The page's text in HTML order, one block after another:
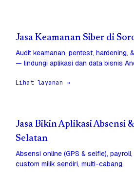
Jasa Keamanan Siber di
Audit keamanan, pentest, hardening,
— lindungi aplikasi dan data bisnis
Lihat layanan →
Jasa Bikin Aplikasi Absensi
Selatan
Absensi online (GPS & selfie),
custom milik sendiri, multi-cabang.